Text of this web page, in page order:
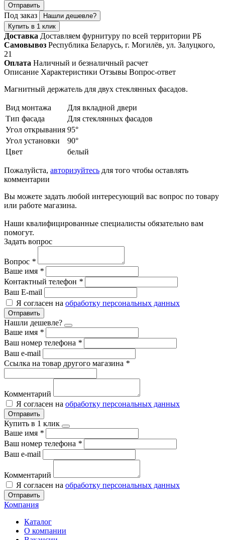
Отправить
Под заказ
Нашли дешевле?
Купить в 1 клик
Доставка Доставляем фурнитуру по всей территории РБ
Самовывоз Республика Беларусь, г. Могилёв, ул. Залуцкого,
21
Оплата Наличный и безналичный расчет
Описание Характеристики Отзывы Вопрос-ответ
Магнитный держатель для двух стеклянных фасадов.
Вид монтажа
Для вкладной двери
Тип фасада
Для стеклянных фасадов
Угол открывания 95°
Угол установки
90°
Цвет
белый
Пожалуйста, авторизуйтесь для того чтобы оставлять
комментарии
Вы можете задать любой интересующий вас вопрос по товару
или работе магазина.
Наши квалифицированные специалисты обязательно вам
помогут.
Задать вопрос
Вопрос *
Ваше имя *
Контактный телефон *
Ваш E-mail
Я согласен на обработку персональных данных
Отправить
Нашли дешевле?
Ваше имя *
Ваш номер телефона *
Ваш e-mail
Ссылка на товар другого магазина *
Комментарий
Я согласен на обработку персональных данных
Отправить
Купить в 1 клик
Ваше имя *
Ваш номер телефона *
Ваш e-mail
Комментарий
Я согласен на обработку персональных данных
Отправить
Компания
Каталог
О компании